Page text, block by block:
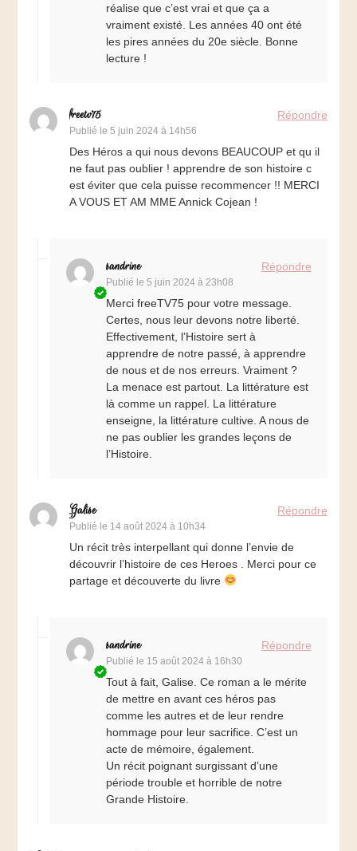
réalise que c’est vrai et que ça a
vraiment existé. Les années 40 ont été
les pires années du 20e siècle. Bonne
lecture !
freetv75
Publié le5 juin 2024 à 14h56
Répondre
Des Héros a qui nous devons BEAUCOUP et qu il
ne faut pas oublier ! apprendre de son histoire c
est éviter que cela puisse recommencer !! MERCI
A VOUS ET AM MME Annick Cojean !
sandrine
Publié le5 juin 2024 à 23h08
Répondre
Merci freeTV75 pour votre message.
Certes, nous leur devons notre liberté.
Effectivement, l’Histoire sert à
apprendre de notre passé, à apprendre
de nous et de nos erreurs. Vraiment ?
La menace est partout. La littérature est
là comme un rappel. La littérature
enseigne, la littérature cultive. A nous de
ne pas oublier les grandes leçons de
l’Histoire.
Galise
Publié le 14 août 2024 à 10h34
Répondre
Un récit très interpellant qui donne l’envie de
découvrir l’histoire de ces Heroes . Merci pour ce
partage et découverte du livre
sandrine
Publié le 15 août 2024 à 16h30
Répondre
Tout à fait, Galise. Ce roman a le mérite
de mettre en avant ces héros pas
comme les autres et de leur rendre
hommage pour leur sacrifice. C’est un
acte de mémoire, également.
Un récit poignant surgissant d’une
période trouble et horrible de notre
Grande Histoire.